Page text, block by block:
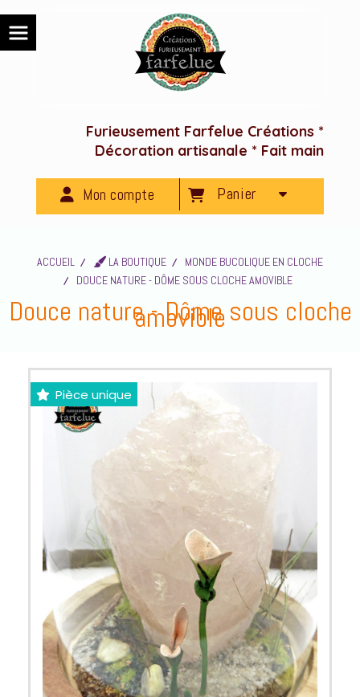
Furieusement Farfelue Créations *
Décoration artisanale * Fait main
Mon compte Panier
ACCUEIL LA BOUTIQUE
MONDE BUCOLIQUE EN CLOCHE
DOUCE NATURE - DÔME SOUS CLOCHE AMOVIBLE
Douce nature - Dôme sous cloche
amovible
Pièce unique